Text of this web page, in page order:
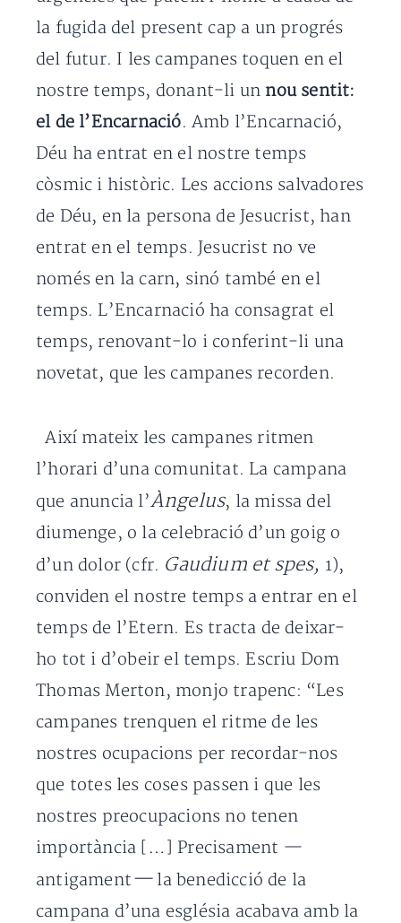
la fugida del present cap a un progrés
del futur. I les campanes toquen en el
nostre temps, donant-li un nou sentit:
el de l’Encarnació. Amb l’Encarnació,
Déu ha entrat en el nostre temps
còsmic i històric. Les accions salvadores
de Déu, en la persona de Jesucrist, han
entrat en el temps. Jesucrist no ve
només en la carn, sinó també en el
temps. L’Encarnació ha consagrat el
temps, renovant-lo i conferint-li una
novetat, que les campanes recorden.
Així mateix les campanes ritmen
l’horari d’una comunitat. La campana
que anuncia l’Àngelus, la missa del
diumenge, o la celebració d’un goig o
d’un dolor (cfr. Gaudium et spes, 1),
conviden el nostre temps a entrar en el
temps de l’Etern. Es tracta de deixar-
ho tot i d’obeir el temps. Escriu Dom
Thomas Merton, monjo trapenc: “Les
campanes trenquen el ritme de les
nostres ocupacions per recordar-nos
que totes les coses passen i que les
nostres preocupacions no tenen
importància […] Precisament —
antigament—la benedicció de la
campana d’una església acabava amb la